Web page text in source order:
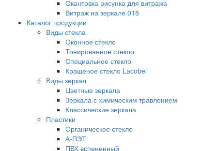
Окантовка рисунка для витража
Витраж на зеркале 018
Каталог продукции
Виды стекла
Оконное стекло
Тонированное стекло
Специальное стекло
Крашеное стекло Lacobel
Виды зеркал
Цветные зеркала
Зеркала с химическим травлением
Классические зеркала
Пластики
Органическое стекло
А-ПЭТ
ПВХ вспененный